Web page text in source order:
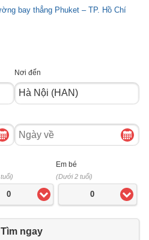
bay thẳng Phuket – TP. Hồ Chí
Nơi đến
Ngày
về
0
Em bé
(Dưới 2 tuổi)
0
Tìm ngay